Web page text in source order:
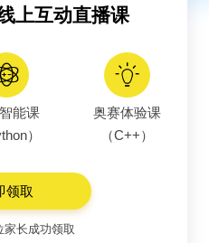
上互动直播课
能课
）
奥赛体验课
（C++）
领取
家长成功领取